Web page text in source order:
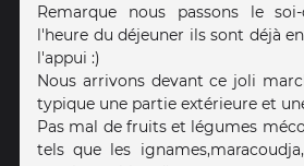
Remarque nous passons le
l'heure du déjeuner ils sont déjà
l'appui :)
Nous arrivons devant ce joli
typique une partie extérieure et
Pas mal de fruits et légumes
tels que les